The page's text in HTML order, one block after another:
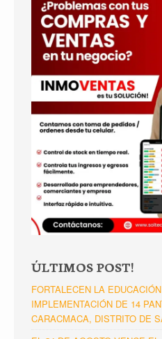
ÚLTIMOS POST!
FORTALECEN LA
IMPLEMENTACIÓN DE 14
CARACMACA, DISTRITO DE